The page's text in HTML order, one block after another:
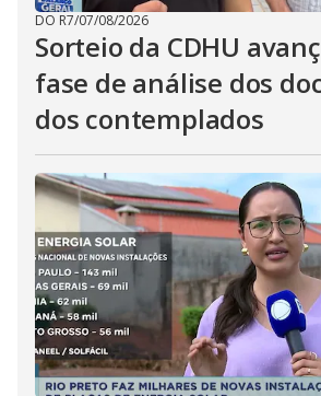
DO R7/07/08/2026
Sorteio da CDHU
fase de análise dos
dos contemplados